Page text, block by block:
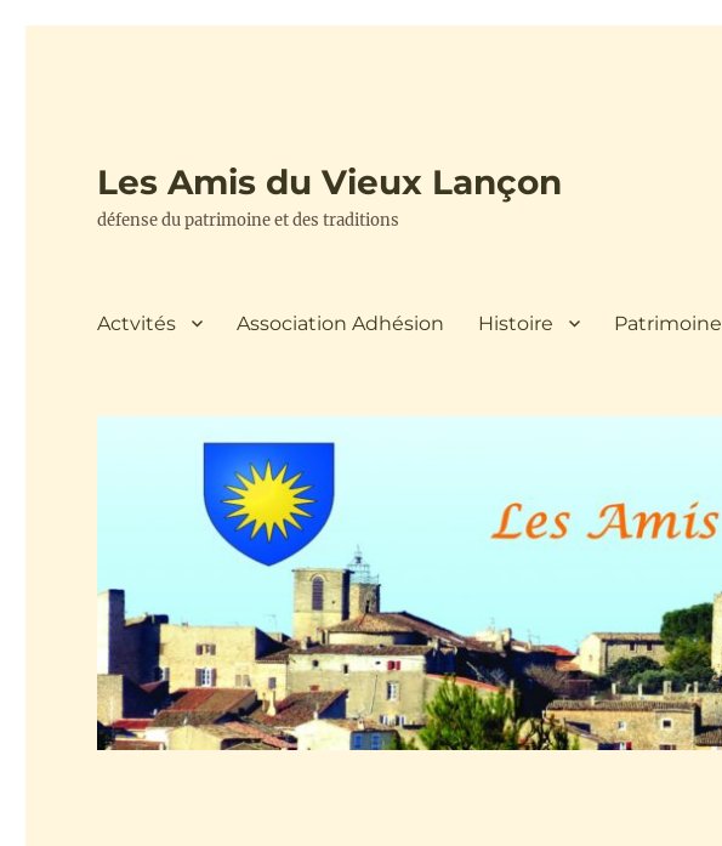
Les Amis du Vieux Lançon
défense du patrimoine et des traditions
Actvités Association Adhésion Histoire Patrimoine